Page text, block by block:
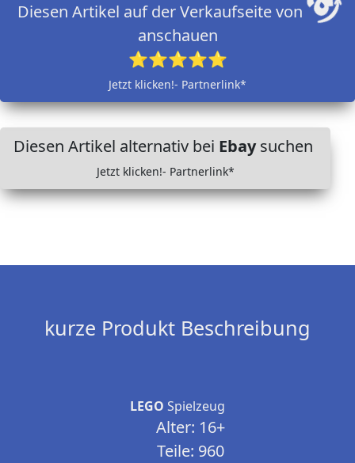
Diesen Artikel auf der Verkaufseite von
anschauen
⭐⭐⭐⭐⭐
Jetzt klicken!- Partnerlink*
Diesen Artikel alternativ bei Ebaysuchen
Jetzt klicken!- Partnerlink*
kurze Produkt Beschreibung
LEGO Spielzeug
Alter: 16+
Teile: 960